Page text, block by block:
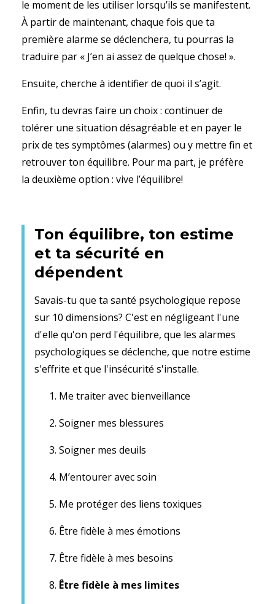
le moment de les utiliser lorsqu’ils se manifestent.
À partir de maintenant, chaque fois que ta
première alarme se déclenchera, tu pourras la
traduire par « J’en ai assez de quelque chose! ».
Ensuite, cherche à identifier de quoi il s’agit.
Enfin, tu devras faire un choix : continuer de
tolérer une situation désagréable et en payer le
prix de tes symptômes (alarmes) ou y mettre fin et
retrouver ton équilibre. Pour ma part, je préfère
la deuxième option : vive l’équilibre!
Ton équilibre, ton estime
et ta sécurité en
dépendent
Savais-tu que ta santé psychologique repose
sur 10 dimensions? C'est en négligeant l'une
d'elle qu'on perd l'équilibre, que les alarmes
psychologiques se déclenche, que notre estime
s'effrite et que l'insécurité s'installe.
Me traiter avec bienveillance
Soigner mes blessures
Soigner mes deuils
M’entourer avec soin
Me protéger des liens toxiques
Être fidèle à mes émotions
Être fidèle à mes besoins
Être fidèle à mes limites